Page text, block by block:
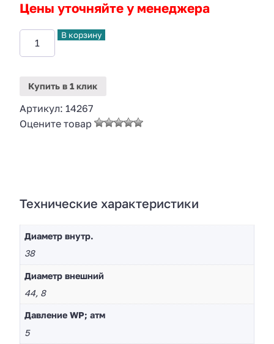
Цены уточняйте у менеджера
В корзину
Купить в 1 клик
Артикул: 14267
Оцените товар
Технические характеристики
Диаметр внутр.
38
Диaметр внешний
44, 8
Давление WP; атм
5